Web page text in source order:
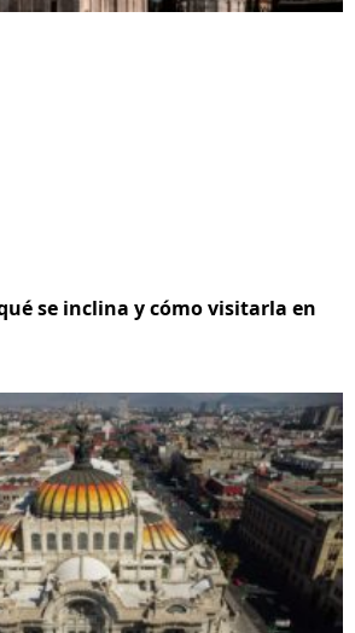
se inclina y cómo visitarla en